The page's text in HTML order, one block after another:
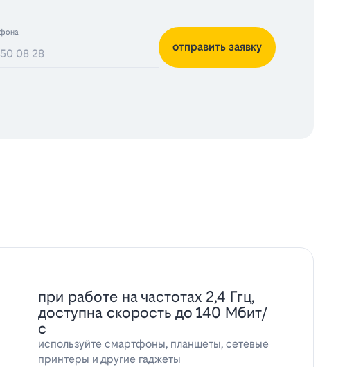
отправить заявку
при работе на частотах 2,4 Ггц,
доступна скорость до 140 Мбит/
с
используйте смартфоны, планшеты, сетевые
принтеры и другие гаджеты